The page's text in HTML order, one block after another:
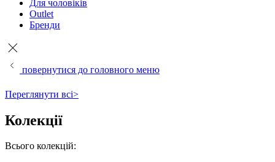
Для чоловіків
Outlet
Бренди
повернутися до головного меню
Переглянути всі>
Колекції
Всього колекцій: